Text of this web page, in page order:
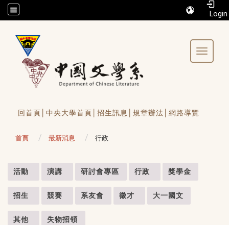
/accesskey"" title="Toolbar">:::
Toggle
回首頁│ 中央大學首頁│ 招生訊息│ 規章辦法│ 網路導覽
首頁 最新消息 行政
活動 演講 研討會專區 行政 獎學金
招生 競賽 系友會 徵才 大一國文
其他 失物招領